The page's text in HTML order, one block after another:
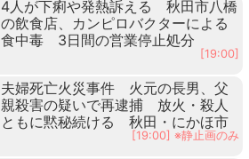
4人が下痢や発熱訴える 秋田市八橋
の飲食店、カンピロバクターによる
食中毒 3日間の営業停止処分
[19:00]
夫婦死亡火災事件 火元の長男、父
親殺害の疑いで再逮捕 放火・殺人
ともに黙秘続ける 秋田・にかほ市
[19:00] ※静止画のみ